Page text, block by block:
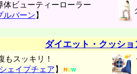
体ビューティーローラー
ルバーン 】
ダイエット・クッショ
もスッキリ！
ェイプチェア 】